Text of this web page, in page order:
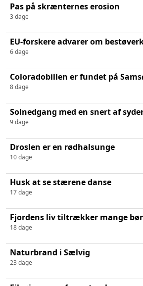
Pas på skrænternes erosion
3 dage
EU-forskere advarer om
6 dage
Coloradobillen er fundet på
8 dage
Solnedgang med en snert af
9 dage
Droslen er en rødhalsunge
10 dage
Husk at se stærene danse
17 dage
Fjordens liv tiltrækker mange
18 dage
Naturbrand i Sælvig
23 dage